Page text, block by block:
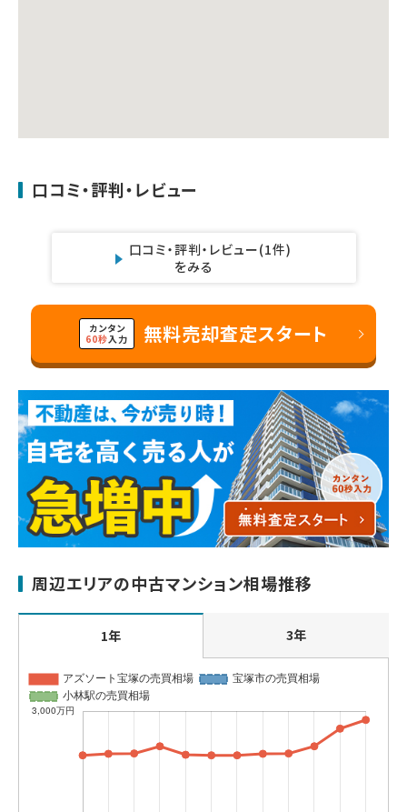
口コミ・評判・レビュー
口コミ・評判・レビュー
をみる
(1件)
カンタン
60秒入力 無料売却査定スタート
周辺エリアの中古マンション相場推移
1年 3年